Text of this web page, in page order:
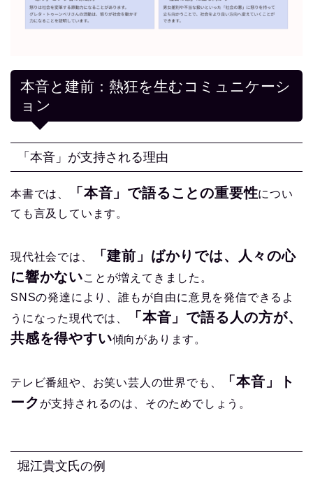
本音と建前：熱狂を生むコミュニケーシ
ョン
「本音」が支持される理由
本書では、 「本音」で語ることの重要性につい
ても言及しています。
現代社会では、
「建前」ばかりでは、人々の心
に響かないことが増えてきました。
SNSの発達により、誰もが自由に意見を発信できるよ
うになった現代では、
「本音」で語る人の方が、
共感を得やすい傾向があります。
テレビ番組や、お笑い芸人の世界でも、
「本音」ト
ーク が支持されるのは、そのためでしょう。
堀江貴文氏の例